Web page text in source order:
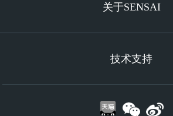
关于SENSAI
技术支持